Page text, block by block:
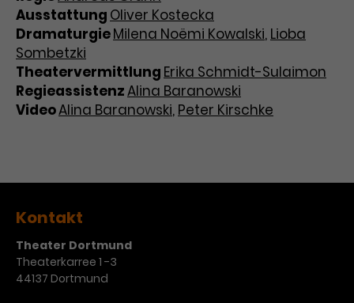
Ausstattung Oliver Kostecka
DramaturgieMilena Noëmi Kowalski, Lioba
Sombetzki
Theatervermittlung Erika Schmidt-Sulaimon
RegieassistenzAlina Baranowski
VideoAlina Baranowski, Peter Kirschke
Kontakt
Theater Dortmund
Theaterkarree 1 -3
44137 Dortmund